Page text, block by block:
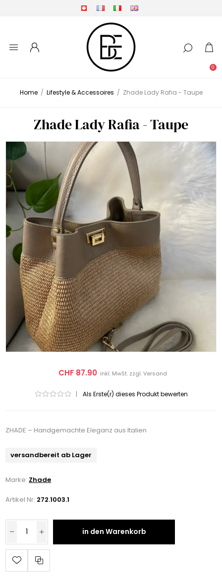
0
Home / Lifestyle & Accessoires / Zhade Lady Rafia - Taupe
Zhade Lady Rafia - Taupe
CHF 87.90 inkl. MwSt. zzgl.Versand
| Als Erste(r) dieses Produkt bewerten
ZHADE – Handgemachte Eleganz aus Italien
versandbereit ab Lager
Marke: Zhade
Artikel Nr: 272.1003.1
in den Warenkorb